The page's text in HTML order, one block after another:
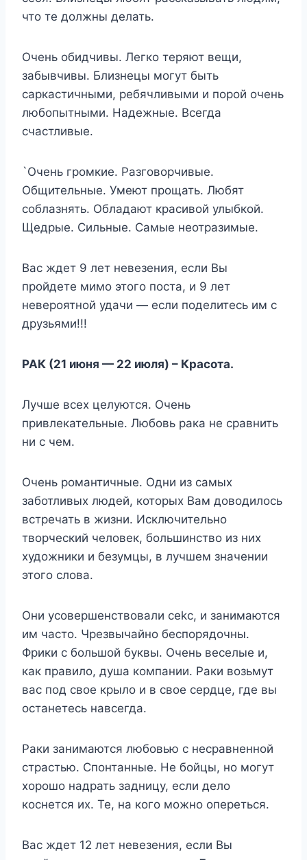
что те должны делать.
Очень обидчивы. Легко теряют вещи,
забывчивы. Близнецы могут быть
саркастичными, ребячливыми и порой очень
любопытными. Надежные. Всегда
счастливые.
`Очень громкие. Разговорчивые.
Общительные. Умеют прощать. Любят
соблазнять. Обладают красивой улыбкой.
Щедрые. Сильные. Самые неотразимые.
Вас ждет 9 лет невезения, если Вы
пройдете мимо этого поста, и 9 лет
невероятной удачи — если поделитесь им с
друзьями!!!
РАК (21 июня — 22 июля) – Красота.
Лучше всех целуются. Очень
привлекательные. Любовь рака не сравнить
ни с чем.
Очень романтичные. Одни из самых
заботливых людей, которых Вам доводилось
встречать в жизни. Исключительно
творческий человек, большинство из них
художники и безумцы, в лучшем значении
этого слова.
Они усовершенствовали сеkс, и занимаются
им часто. Чрезвычайно беспорядочны.
Фрики с большой буквы. Очень веселые и,
как правило, душа компании. Раки возьмут
вас под свое крыло и в свое сердце, где вы
останетесь навсегда.
Раки занимаются любовью с несравненной
страстью. Спонтанные. Не бойцы, но могут
хорошо надрать задницу, если дело
коснется их. Те, на кого можно опереться.
Вас ждет 12 лет невезения, если Вы